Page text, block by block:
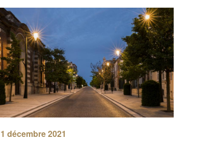
1 décembre 2021